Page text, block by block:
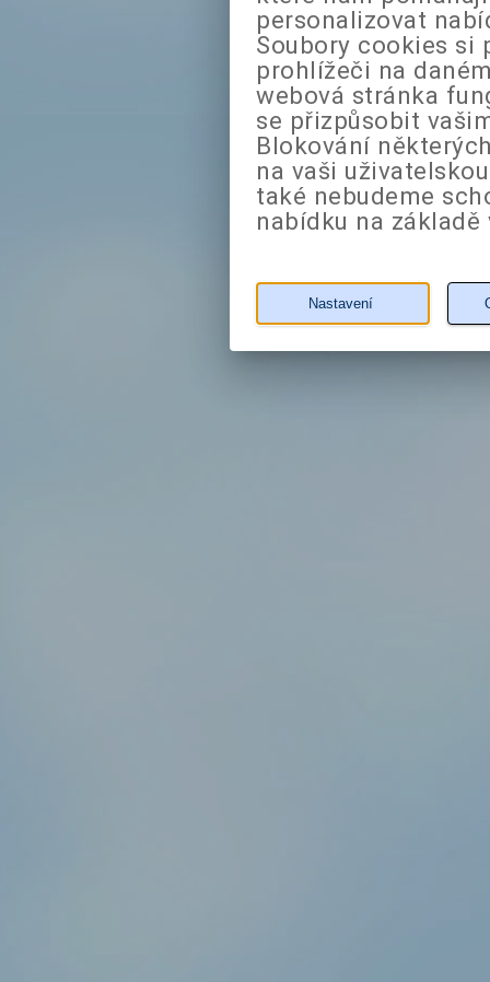
personalizovat
Soubory cookies si
prohlížeči na
webová stránka
se přizpůsobit
Blokování
na vaši
také nebudeme
nabídku na
Nastavení